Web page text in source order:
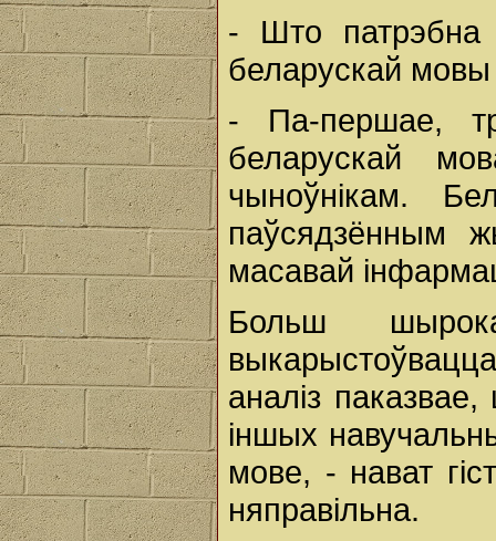
- Што патрэбна
беларускай
- Па-першае,
беларускай
чыноўнікам.
паўсядзённым
масавай
Больш
аналіз
іншых
мове, - нават
няправільна.